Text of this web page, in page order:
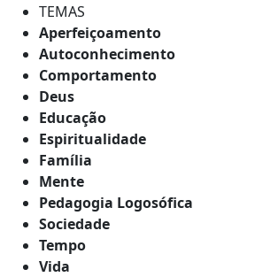
TEMAS
Aperfeiçoamento
Autoconhecimento
Comportamento
Deus
Educação
Espiritualidade
Família
Mente
Pedagogia Logosófica
Sociedade
Tempo
Vida